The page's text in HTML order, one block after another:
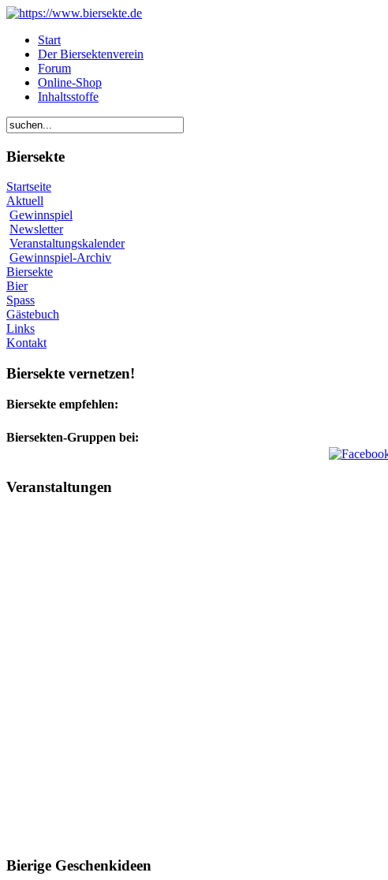
Start
Der Biersektenverein
Forum
Online-Shop
Inhaltsstoffe
Biersekte
Startseite
Aktuell
Gewinnspiel
Newsletter
Veranstaltungskalender
Gewinnspiel-Archiv
Biersekte
Bier
Spass
Gästebuch
Links
Kontakt
Biersekte vernetzen!
Biersekte empfehlen:
Biersekten-Gruppen bei:
Veranstaltungen
Bierige Geschenkideen